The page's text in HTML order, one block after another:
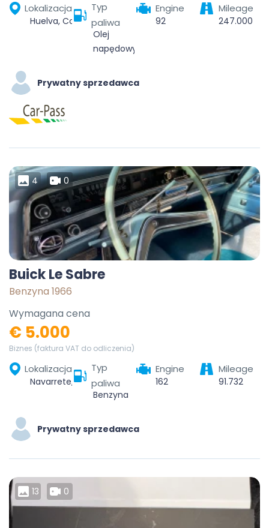
Lokalizacja
Huelva, Comarca Metropolitana de Huelva, Huelva, Andalucía, España
Typ
paliwa
Olej
napędowy
Engine
92
Mileage
247.000
Prywatny sprzedawca
4 0
Buick Le Sabre
Benzyna 1966
Wymagana cena
€ 5.000
Biznes (faktura VAT do odliczenia)
Lokalizacja
Navarrete, La Rioja, España
Typ
paliwa
Benzyna
Engine
162
Mileage
91.732
Prywatny sprzedawca
13 0